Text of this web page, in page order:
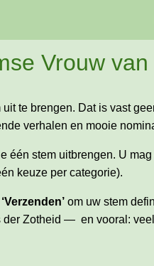
Vrouw
te brengen. Dat is vast
verhalen en mooie
één stem uitbrengen. U
keuze per categorie).
‘Verzenden’ om uw stem
der Zotheid — en vooral: